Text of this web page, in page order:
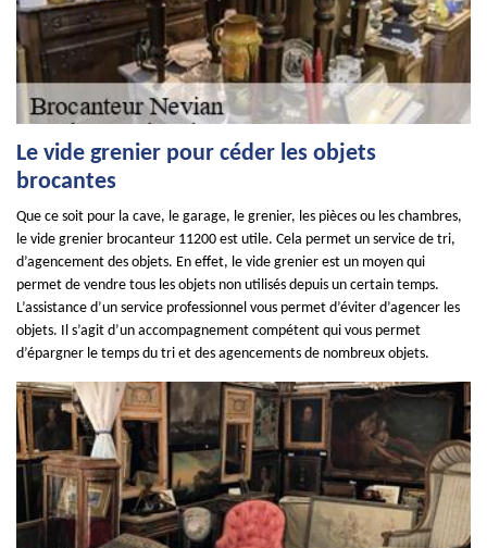
Le vide grenier pour céder les objets
brocantes
Que ce soit pour la cave, le garage, le grenier, les pièces ou les chambres,
le vide grenier brocanteur 11200 est utile. Cela permet un service de tri,
d’agencement des objets. En effet, le vide grenier est un moyen qui
permet de vendre tous les objets non utilisés depuis un certain temps.
L’assistance d’un service professionnel vous permet d’éviter d’agencer les
objets. Il s’agit d’un accompagnement compétent qui vous permet
d’épargner le temps du tri et des agencements de nombreux objets.